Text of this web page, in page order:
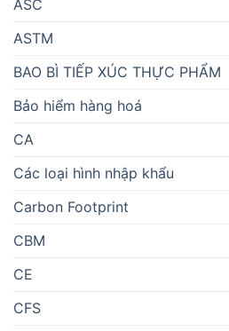
ASC
ASTM
BAO BÌ TIẾP XÚC THỰC PHẨM
Bảo hiểm hàng hoá
CA
Các loại hình nhập khẩu
Carbon Footprint
CBM
CE
CFS